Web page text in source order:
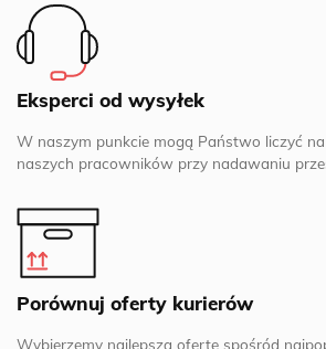
Eksperci od wysyłek
W naszym punkcie mogą Państwo liczyć na
naszych pracowników przy nadawaniu
Porównuj oferty kurierów
Wybierzemy najlepszą ofertę spośród